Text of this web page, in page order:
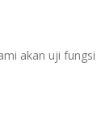
akan uji